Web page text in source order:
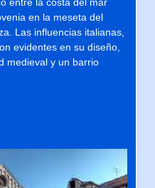
en la meseta del
Las influencias italianas,
evidentes en su diseño,
medieval y un barrio